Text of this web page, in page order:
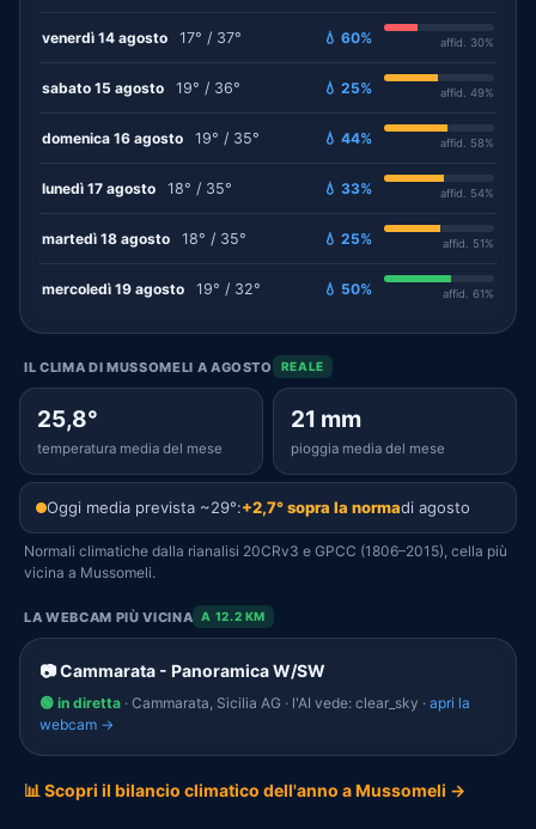
venerdì 14 agosto 17° / 37° 💧 60% affid. 30%
sabato 15 agosto 19° / 36° 💧 25% affid. 49%
domenica 16 agosto 19° / 35° 💧 44% affid. 58%
lunedì 17 agosto 18° / 35° 💧 33% affid. 54%
martedì 18 agosto 18° / 35° 💧 25% affid. 51%
mercoledì 19 agosto 19° / 32° 💧 50% affid. 61%
IL CLIMA DI MUSSOMELI A AGOSTO REALE
25,8°
temperatura media del mese
21 mm
pioggia media del mese
Oggi media prevista ~29°:+2,7° sopra la normadi agosto
Normali climatiche dalla rianalisi 20CRv3 e GPCC (1806–2015), cella più
vicina a Mussomeli.
LA WEBCAM PIÙ VICINA A 12.2 KM
📷 Cammarata - Panoramica W/SW
🟢 in diretta · Cammarata, Sicilia AG · l'AI vede: clear_sky · apri la
webcam →
📊 Scopri il bilancio climatico dell'anno a Mussomeli →